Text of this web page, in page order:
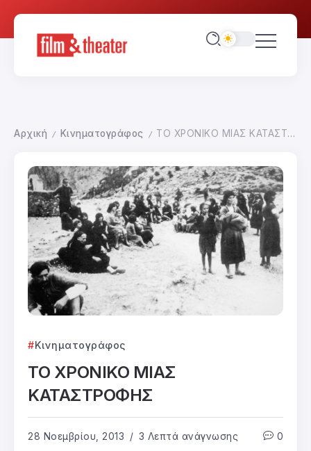
Αρχική / Κινηματογράφος / ΤΟ ΧΡΟΝΙΚΟ ΜΙΑΣ ΚΑΤΑΣΤΡΟΦΗΣ
Κινηματογράφος
ΤΟ ΧΡΟΝΙΚΟ ΜΙΑΣ
ΚΑΤΑΣΤΡΟΦΗΣ
28 Νοεμβρίου, 2013 3 Λεπτά ανάγνωσης 0